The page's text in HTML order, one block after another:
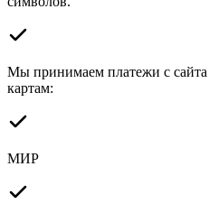
Мы принимаем платежи с
картам:
МИР